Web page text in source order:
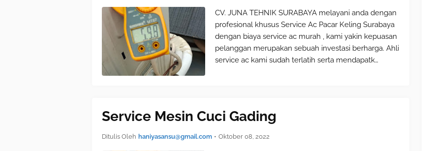
CV. JUNA TEHNIK SURABAYA melayani anda dengan
profesional khusus Service Ac Pacar Keling Surabaya
dengan biaya service ac murah , kami yakin kepuasan
pelanggan merupakan sebuah investasi berharga. Ahli
service ac kami sudah terlatih serta mendapatk…
Service Mesin Cuci Gading
Ditulis Oleh haniyasansu@gmail.com • Oktober 08, 2022